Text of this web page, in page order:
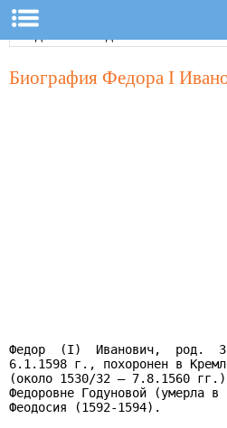
Биография Федора I
Федор  (I)  Иванович,  род.
6.1.1598 г., похоронен в
(около 1530/32 – 7.8.1560
Федоровне Годуновой (умерла
Феодосия (1592-1594).